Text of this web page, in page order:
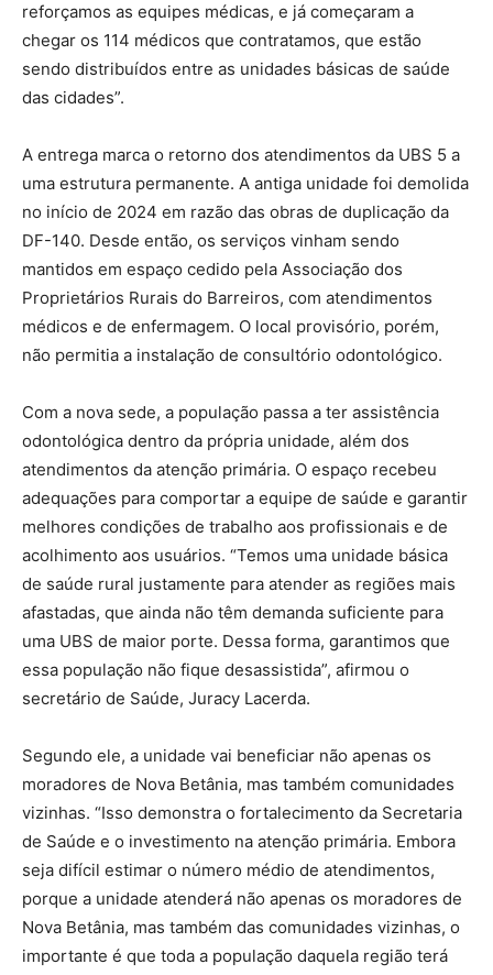
reforçamos as equipes médicas, e já começaram a
chegar os 114 médicos que contratamos, que estão
sendo distribuídos entre as unidades básicas de saúde
das cidades”.
A entrega marca o retorno dos atendimentos da UBS 5 a
uma estrutura permanente. A antiga unidade foi demolida
no início de 2024 em razão das obras de duplicação da
DF-140. Desde então, os serviços vinham sendo
mantidos em espaço cedido pela Associação dos
Proprietários Rurais do Barreiros, com atendimentos
médicos e de enfermagem. O local provisório, porém,
não permitia a instalação de consultório odontológico.
Com a nova sede, a população passa a ter assistência
odontológica dentro da própria unidade, além dos
atendimentos da atenção primária. O espaço recebeu
adequações para comportar a equipe de saúde e garantir
melhores condições de trabalho aos profissionais e de
acolhimento aos usuários. “Temos uma unidade básica
de saúde rural justamente para atender as regiões mais
afastadas, que ainda não têm demanda suficiente para
uma UBS de maior porte. Dessa forma, garantimos que
essa população não fique desassistida”, afirmou o
secretário de Saúde, Juracy Lacerda.
Segundo ele, a unidade vai beneficiar não apenas os
moradores de Nova Betânia, mas também comunidades
vizinhas. “Isso demonstra o fortalecimento da Secretaria
de Saúde e o investimento na atenção primária. Embora
seja difícil estimar o número médio de atendimentos,
porque a unidade atenderá não apenas os moradores de
Nova Betânia, mas também das comunidades vizinhas, o
importante é que toda a população daquela região terá